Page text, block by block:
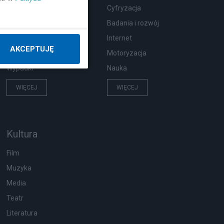
Ekologia
Wypadki
WIĘCEJ
Cyfryzacja
Badania i rozwój
Internet
Motoryzacja
Nauka
WIĘCEJ
Kultura
Film
Muzyka
Media
Teatr
Literatura
AKCEPTUJĘ